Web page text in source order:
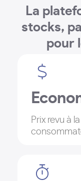
La
stocks,
pour
Prix revu à